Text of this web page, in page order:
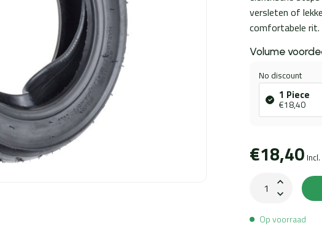
versleten of
comfortabele rit.
Volume
No discount
1 Piece
€18,40
€18,40
Op voorraad